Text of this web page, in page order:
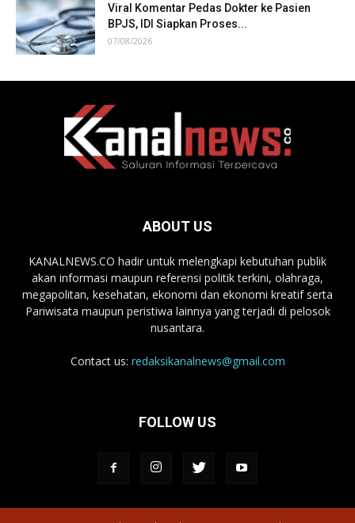
Viral Komentar Pedas Dokter ke Pasien
BPJS, IDI Siapkan Proses...
07/08/2026
ABOUT US
KANALNEWS.CO hadir untuk melengkapi kebutuhan publik
akan informasi maupun referensi politik terkini, olahraga,
megapolitan, kesehatan, ekonomi dan ekonomi kreatif serta
Pariwisata maupun peristiwa lainnya yang terjadi di pelosok
nusantara.
Contact us: redaksikanalnews@gmail.com
FOLLOW US